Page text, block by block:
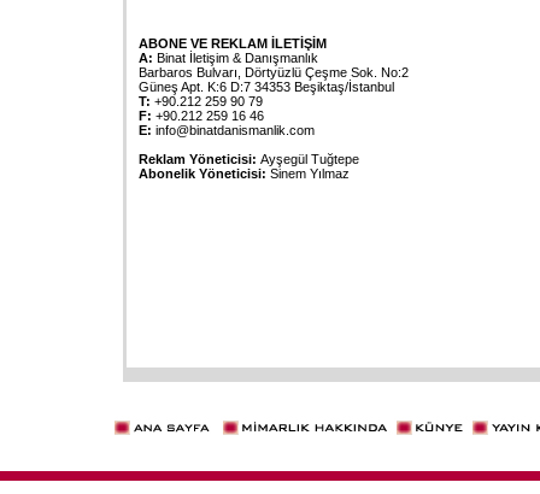
ABONE VE REKLAM İLETİŞİM
A: Binat İletişim & Danışmanlık
Barbaros Bulvarı, Dörtyüzlü Çeşme Sok. No:2
Güneş Apt. K:6 D:7 34353 Beşiktaş/İstanbul
T: +90.212 259 90 79
F: +90.212 259 16 46
E: info@binatdanismanlik.com
Reklam Yöneticisi: Ayşegül Tuğtepe
Abonelik Yöneticisi: Sinem Yılmaz